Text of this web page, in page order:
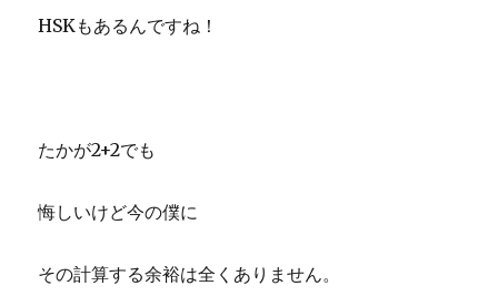
HSKもあるんですね！
たかが2+2でも
悔しいけど今の僕に
その計算する余裕は全くありません。